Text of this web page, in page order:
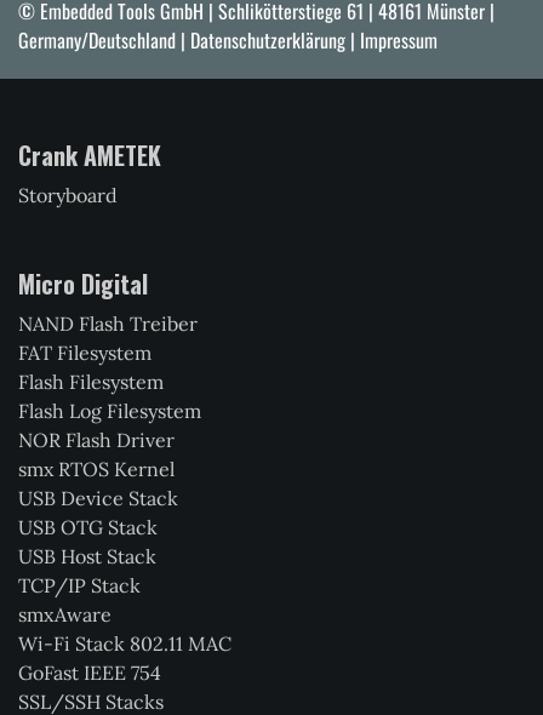
© Embedded Tools GmbH | Schlikötterstiege 61 | 48161 Münster |
Germany/Deutschland | Datenschutzerklärung | Impressum
Crank AMETEK
Storyboard
Micro Digital
NAND Flash Treiber
FAT Filesystem
Flash Filesystem
Flash Log Filesystem
NOR Flash Driver
smx RTOS Kernel
USB Device Stack
USB OTG Stack
USB Host Stack
TCP/IP Stack
smxAware
Wi-Fi Stack 802.11 MAC
GoFast IEEE 754
SSL/SSH Stacks